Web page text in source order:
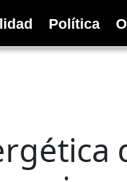
Política